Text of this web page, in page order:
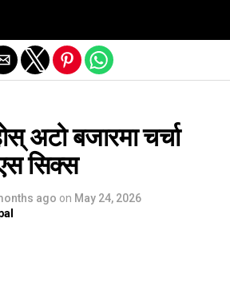
अटो बजारमा चर्चा
सिक्स
ago on May 24, 2026